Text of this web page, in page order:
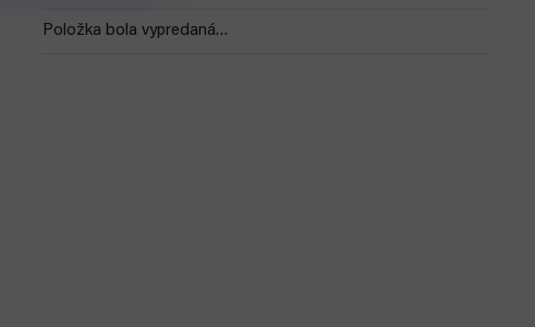
Položka bola vypredaná…